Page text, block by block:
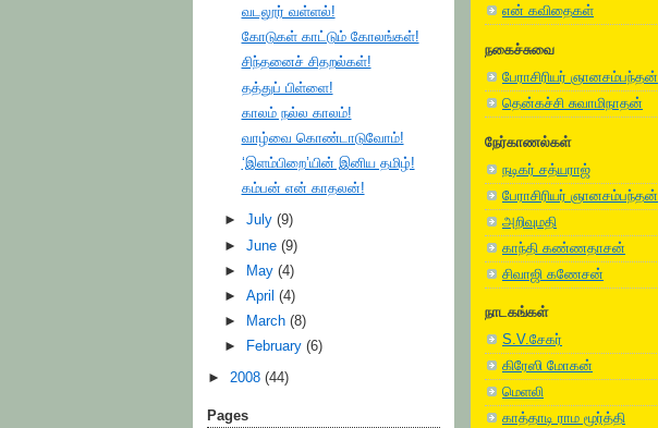
வடலூர் வள்ளல்!
கோடுகள் காட்டும் கோலங்கள்!
சிந்தனைச் சிதறல்கள்!
தத்துப் பிள்ளை!
காலம் நல்ல காலம்!
வாழ்வை கொண்டாடுவோம்!
‘இளம்பிறை’யின் இனிய தமிழ்!
கம்பன் என் காதலன்!
►July(9)
►June(9)
►
May(4)
►April(4)
►
March(8)
►
February(6)
► 2008 (44)
Pages
என் கவிதைகள்
நகைச்சுவை
பேராசிரியர் ஞானசம்பந்தன்
தென்கச்சி சுவாமிநாதன்
நேர்காணல்கள்
நடிகர் சத்யராஜ்
பேராசிரியர் ஞானசம்பந்தன்
அறிவுமதி
காந்தி கண்ணதாசன்
சிவாஜி கணேசன்
நாடகங்கள்
S.V.சேகர்
கிரேஸி மோகன்
மெளலி
காத்தாடி ராம மூர்த்தி